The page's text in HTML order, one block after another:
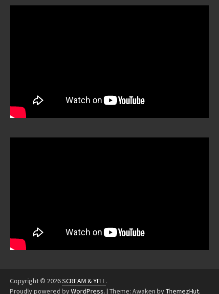
Copyright © 2026SCREAM & YELL.
Proudly powered byWordPress. | Theme: Awaken byThemezHut.